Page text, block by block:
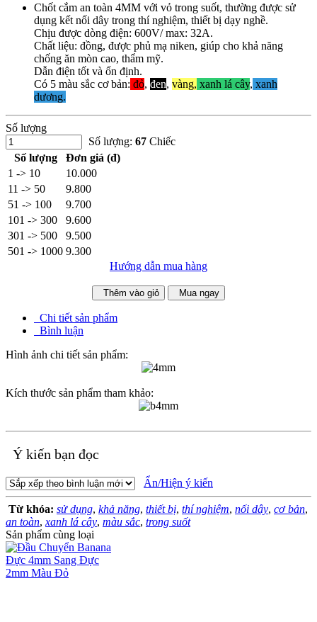
Chốt cắm an toàn 4MM với vỏ trong suốt, thường được sử
dụng kết nối dây trong thí nghiệm, thiết bị dạy nghề.
Chịu được dòng điện: 600V/ max: 32A.
Chất liệu: đồng, được phủ mạ niken, giúp cho khả năng
chống ăn mòn cao, thẩm mỹ.
Dẫn điện tốt và ổn định.
Có 5 màu sắc cơ bản: đỏ, đen, vàng, xanh lá cây, xanh
dương.
Số lượng
Số lượng: 67 Chiếc
Số lượng
Đơn giá (đ)
1 -> 10
10.000
11 -> 50
9.800
51 -> 100
9.700
101 -> 300
9.600
301 -> 500
9.500
501 -> 1000 9.300
Hướng dẫn mua hàng
Thêm vào giỏ Mua ngay
Chi tiết sản phẩm
Bình luận
Hình ảnh chi tiết sản phẩm:
Kích thước sản phẩm tham khảo:
Ý kiến bạn đọc
Ẩn/Hiện ý kiến
Từ khóa: sử dụng, khả năng, thiết bị, thí nghiệm, nối dây, cơ bản,
an toàn, xanh lá cây, màu sắc, trong suốt
Sản phẩm cùng loại